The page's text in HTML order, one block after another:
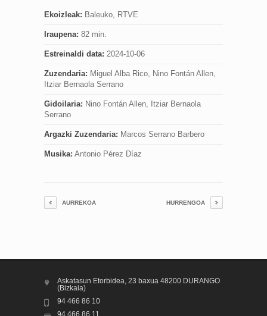
Ekoizleak: Baleuko, RTVE
Iraupena: 82 min.
Estreinaldi data: 2024-10-06
Zuzendaria: Miguel Alba Rico, Nino Fontán Allen,
Itziar Bernaola Serrano
Gidoilaria: Nino Fontán Allen, Itziar Bernaola
Serrano
Argazki Zuzendaria: Marcos Serrano Barbero
Musika: Antonio Pérez Díaz
AURREKOA HURRENGOA
Askatasun Etorbidea, 23 baxua 48200 DURANGO
(Bizkaia)
94 466 86 10
94 466 86 11